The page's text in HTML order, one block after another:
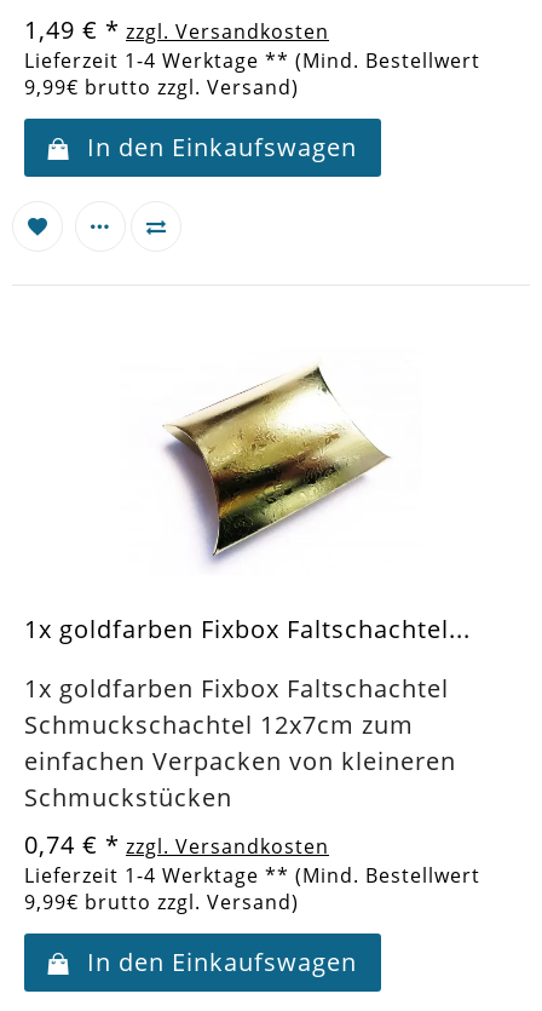
1,49 € * zzgl. Versandkosten
Lieferzeit 1-4 Werktage ** (Mind. Bestellwert
9,99€ brutto zzgl. Versand)
In den Einkaufswagen
1x goldfarben Fixbox Faltschachtel...
1x goldfarben Fixbox Faltschachtel
Schmuckschachtel 12x7cm zum
einfachen Verpacken von kleineren
Schmuckstücken
0,74 € * zzgl. Versandkosten
Lieferzeit 1-4 Werktage ** (Mind. Bestellwert
9,99€ brutto zzgl. Versand)
In den Einkaufswagen